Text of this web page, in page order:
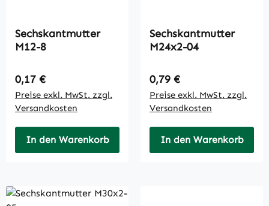
Sechskantmutter
M12-8
Regulärer Preis:
0,17 €
Preise exkl. MwSt. zzgl.
Versandkosten
In den Warenkorb
Sechskantmutter
M24x2-04
Regulärer Preis:
0,79 €
Preise exkl. MwSt. zzgl.
Versandkosten
In den Warenkorb